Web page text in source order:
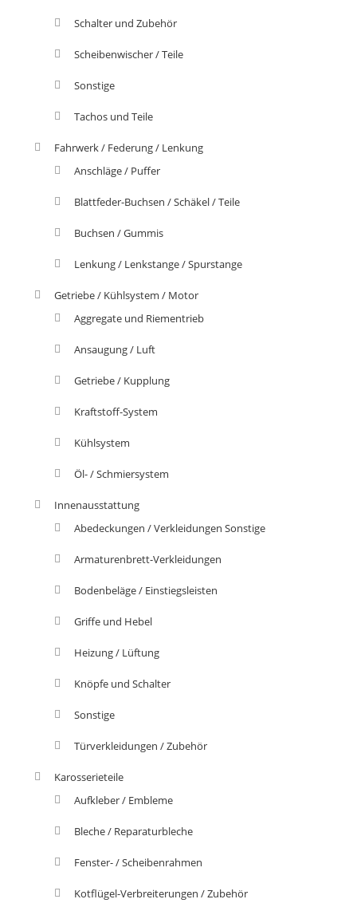
Schalter und Zubehör
Scheibenwischer / Teile
Sonstige
Tachos und Teile
Fahrwerk / Federung / Lenkung
Anschläge / Puffer
Blattfeder-Buchsen / Schäkel / Teile
Buchsen / Gummis
Lenkung / Lenkstange / Spurstange
Getriebe / Kühlsystem / Motor
Aggregate und Riementrieb
Ansaugung / Luft
Getriebe / Kupplung
Kraftstoff-System
Kühlsystem
Öl- / Schmiersystem
Innenausstattung
Abedeckungen / Verkleidungen Sonstige
Armaturenbrett-Verkleidungen
Bodenbeläge / Einstiegsleisten
Griffe und Hebel
Heizung / Lüftung
Knöpfe und Schalter
Sonstige
Türverkleidungen / Zubehör
Karosserieteile
Aufkleber / Embleme
Bleche / Reparaturbleche
Fenster- / Scheibenrahmen
Kotflügel-Verbreiterungen / Zubehör